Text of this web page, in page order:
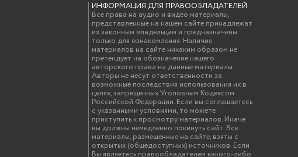
ИНФОРМАЦИЯ ДЛЯ ПРАВООБЛАДАТЕЛЕЙ
Все права на аудио и видео материалы,
представленные на нашем сайте принадлежат
их законным владельцам и предназначены
только для ознакомления. Наличие
материалов на сайте никаким образом не
претендует на обозначение нашего
авторского права на данные материалы.
Авторы не несут ответственности за
возможные последствия использования их в
целях, запрещенных Уголовным Кодексом
Российской Федерации. Если вы соглашаетесь
с указанными условиями, то можете
приступить к просмотру материалов. Иначе
вы должны немедленно покинуть сайт. Все
материалы, размещенные на сайте, взяты с
открытых (общедоступных) источников. Если
Вы являетесь правообладателем какого-либо